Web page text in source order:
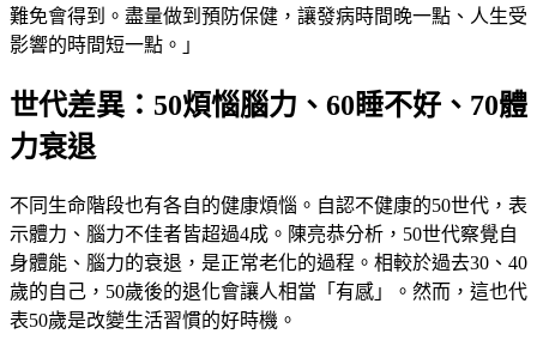
難免會得到。盡量做到預防保健，讓發病時間晚一點、人生受
影響的時間短一點。」
世代差異：50煩惱腦力、60睡不好、70體
力衰退
不同生命階段也有各自的健康煩惱。自認不健康的50世代，表
示體力、腦力不佳者皆超過4成。陳亮恭分析，50世代察覺自
身體能、腦力的衰退，是正常老化的過程。相較於過去30、40
歲的自己，50歲後的退化會讓人相當「有感」。然而，這也代
表50歲是改變生活習慣的好時機。